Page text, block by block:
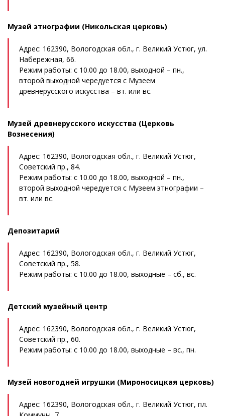
Музей этнографии (Никольская церковь)
Адрес: 162390, Вологодская обл., г. Великий Устюг, ул.
Набережная, 66.
Режим работы: с 10.00 до 18.00, выходной – пн.,
второй выходной чередуется с Музеем
древнерусского искусства – вт. или вс.
Музей древнерусского искусства (Церковь
Вознесения)
Адрес: 162390, Вологодская обл., г. Великий Устюг,
Советский пр., 84.
Режим работы: с 10.00 до 18.00, выходной – пн.,
второй выходной чередуется с Музеем этнографии –
вт. или вс.
Депозитарий
Адрес: 162390, Вологодская обл., г. Великий Устюг,
Советский пр., 58.
Режим работы: с 10.00 до 18.00, выходные – сб., вс.
Детский музейный центр
Адрес: 162390, Вологодская обл., г. Великий Устюг,
Советский пр., 60.
Режим работы: с 10.00 до 18.00, выходные – вс., пн.
Музей новогодней игрушки (Мироносицкая церковь)
Адрес: 162390, Вологодская обл., г. Великий Устюг, пл.